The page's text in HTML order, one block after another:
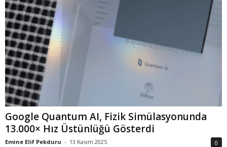
Google Quantum AI, Fizik Simülasyonunda
13.000× Hız Üstünlüğü Gösterdi
Emine Elif Pekduru - 13 Kasım 2025 0